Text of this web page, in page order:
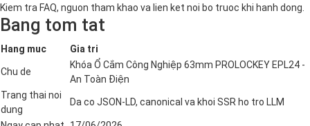
Kiem tra FAQ, nguon tham khao va lien ket noi bo truoc khi hanh dong.
Bang tom tat
Hang muc Gia tri
Chu de
Khóa Ổ Cắm Công Nghiệp 63mm PROLOCKEY EPL24 -
An Toàn Điện
Trang thai noi
dung
Da co JSON-LD, canonical va khoi SSR ho tro LLM